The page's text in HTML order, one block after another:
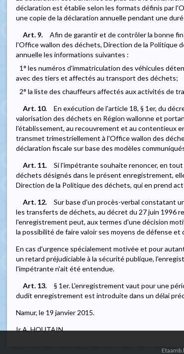
déclaration est établie selon les formats définis par
une copie de la déclaration annuelle pendant une
Art. 9.
Afin de garantir et de contrôler la bonne
l'Office wallon des déchets, Direction de la Politique
annuelle les informations suivantes :
1° les numéros d'immatriculation des véhicules
avec des tiers et affectés au transport des déchets;
2° la liste des chauffeurs affectés aux activités de
Art. 10.
En exécution de l'article 18, § 1er, du
valorisation des déchets en Région wallonne et
l'établissement, au recouvrement et au contentieux
transmet trimestriellement à l'Office wallon des
déclaration fiscale sur base des modèles
Art. 11.
Si l'impétrante souhaite renoncer, en
déchets désignés dans le présent enregistrement,
Direction de la Politique des déchets, qui en prend
Art. 12.
Sur base d'un procès-verbal constatant
les transferts de déchets, au décret du 27 juin 1996
l'enregistrement peut, aux termes d'une décision
la possibilité de faire valoir ses moyens de défense
En cas d'urgence spécialement motivée et pour
un retard préjudiciable à la sécurité publique,
l'impétrante n'ait été entendue.
Art. 13.
§ 1er. L'enregistrement vaut pour une
dudit enregistrement est introduite dans un délai
Namur, le 19 janvier 2015.
Ir A. HOUTAIN